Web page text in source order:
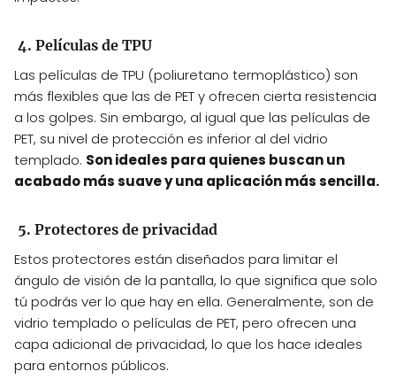
4. Películas de TPU
Las películas de TPU (poliuretano termoplástico) son
más flexibles que las de PET y ofrecen cierta resistencia
a los golpes. Sin embargo, al igual que las películas de
PET, su nivel de protección es inferior al del vidrio
templado. Son ideales para quienes buscan un
acabado más suave y una aplicación más sencilla.
5. Protectores de privacidad
Estos protectores están diseñados para limitar el
ángulo de visión de la pantalla, lo que significa que solo
tú podrás ver lo que hay en ella. Generalmente, son de
vidrio templado o películas de PET, pero ofrecen una
capa adicional de privacidad, lo que los hace ideales
para entornos públicos.